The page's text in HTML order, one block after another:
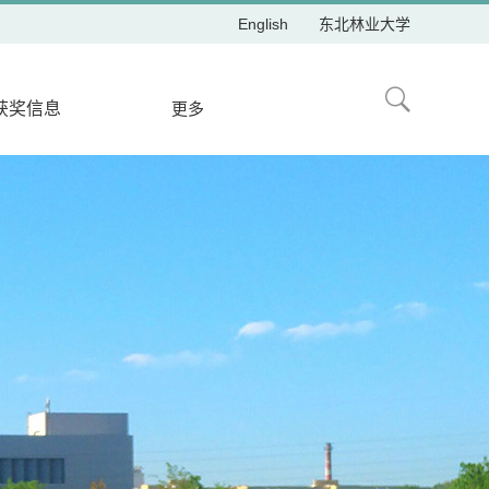
English 东北林业大学
奖信息 更多